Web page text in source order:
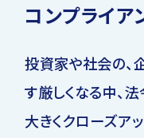
コンプライア
投資家や社会の、
す厳しくなる中、
大きくクローズア